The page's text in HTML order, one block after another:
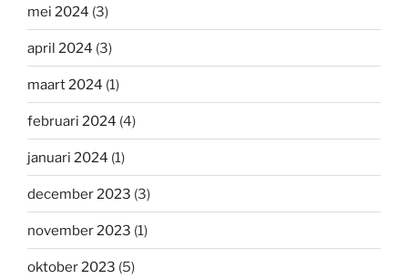
mei 2024 (3)
april 2024 (3)
maart 2024 (1)
februari 2024 (4)
januari 2024 (1)
december 2023 (3)
november 2023 (1)
oktober 2023 (5)